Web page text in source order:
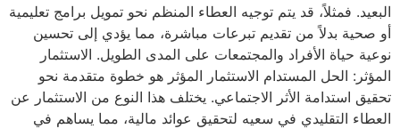
البعيد. فمثلاً، قد يتم توجيه العطاء المنظم نحو تمويل برامج تعليمية
أو صحية بدلاً من تقديم تبرعات مباشرة، مما يؤدي إلى تحسين
نوعية حياة الأفراد والمجتمعات على المدى الطويل. الاستثمار
المؤثر: الحل المستدام الاستثمار المؤثر هو خطوة متقدمة نحو
تحقيق استدامة الأثر الاجتماعي. يختلف هذا النوع من الاستثمار عن
العطاء التقليدي في سعيه لتحقيق عوائد مالية، مما يساهم في